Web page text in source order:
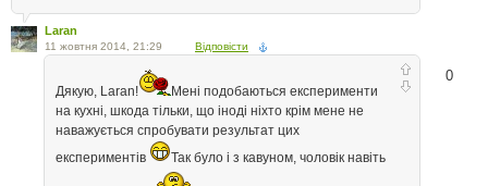
Laran
11 жовтня 2014, 21:29 Відповісти
0
Дякую, Laran!
Мені подобаються експерименти
на кухні, шкода тільки, що іноді ніхто крім мене не
наважується спробувати результат цих
експериментів
Так було і з кавуном, чоловік навіть